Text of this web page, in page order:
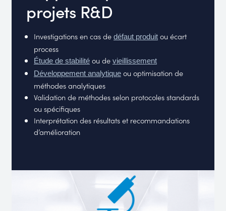
projets R&D
Investigations en cas de défaut produit ou écart
process
Étude de stabilité ou de vieillissement
Développement analytique ou optimisation de
méthodes analytiques
Validation de méthodes selon protocoles standards
ou spécifiques
Interprétation des résultats et recommandations
d’amélioration